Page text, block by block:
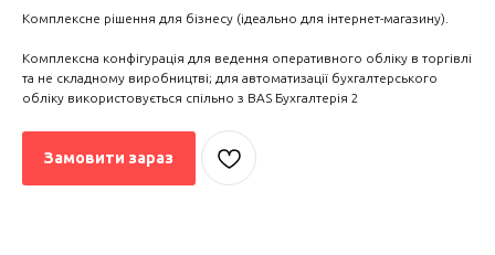
Комплексне рішення для бізнесу (ідеально для інтернет-магазину).
Комплексна конфігурація для ведення оперативного обліку в торгівлі
та не складному виробництві; для автоматизації бухгалтерського
обліку використовується спільно з BAS Бухгалтерія 2
Замовити зараз